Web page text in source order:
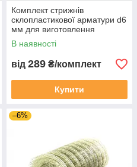
Комплект стрижнів
склопластикової арматури d6
мм для виготовлення
парнику
В наявності
від 289 ₴/комплект
Купити
–6%